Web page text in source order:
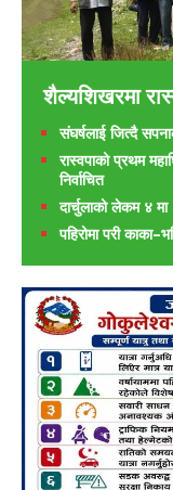
शैल्यशिखरमा
संघर्षलाई जित्दै
रास्वपाको प्रथम
निर्वाचित
दार्चुलाको लेकम ४
पहिरोमा परी